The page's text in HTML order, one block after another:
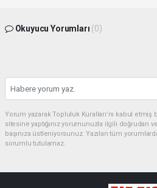
Okuyucu Yorumları (0)
Yorum yazarak Topluluk Kuralları’nı kabul
sitesine yaptığınız yorumunuzla ilgili doğrudan
başınıza üstleniyorsunuz. Yazılan tüm
sorumlu tutulamaz.